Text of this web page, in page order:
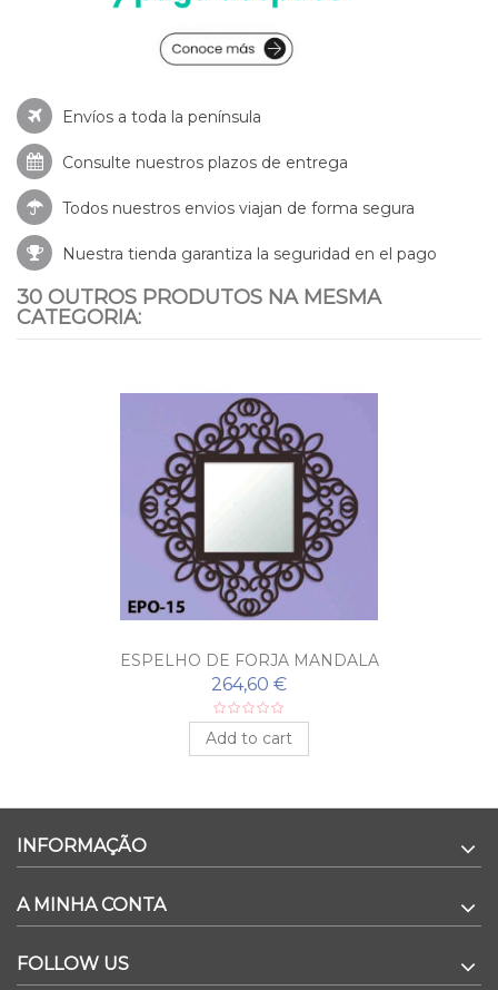
Envíos a toda la península
Consulte nuestros plazos de entrega
Todos nuestros envios viajan de forma segura
Nuestra tienda garantiza la seguridad en el pago
30 OUTROS PRODUTOS NA MESMA
CATEGORIA:
ESPELHO DE FORJA MANDALA
264,60 €
Add to cart
INFORMAÇÃO
A MINHA CONTA
FOLLOW US